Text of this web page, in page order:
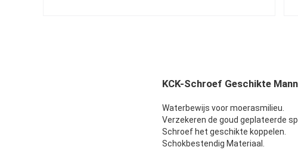
KCK-Schroef Geschikte
Waterbewijs voor moerasmilieu.
Verzekeren de goud geplateerde
Schroef het geschikte koppelen.
Schokbestendig Materiaal.